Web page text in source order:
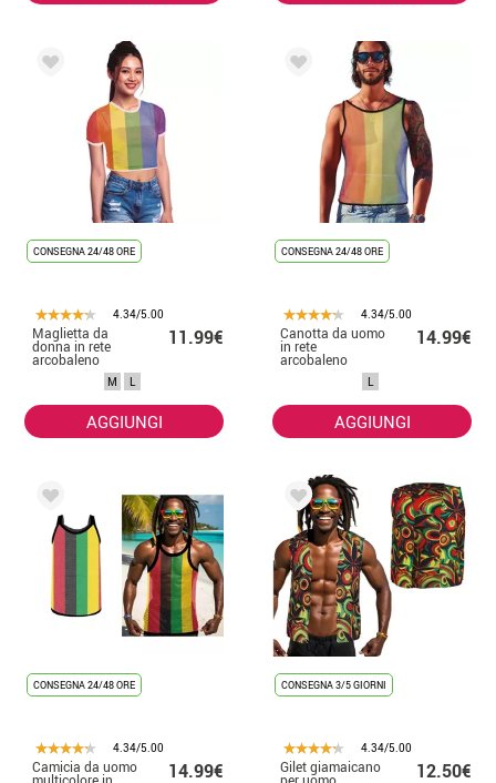
CONSEGNA 24/48 ORE
4.34/5.00
Maglietta da
donna in rete
arcobaleno
11.99€
M L
AGGIUNGI
CONSEGNA 24/48 ORE
4.34/5.00
Canotta da uomo
in rete
arcobaleno
14.99€
L
AGGIUNGI
CONSEGNA 24/48 ORE
4.34/5.00
Camicia da uomo
multicolore in 14.99€
CONSEGNA 3/5 GIORNI
4.34/5.00
Gilet giamaicano
per uomo 12.50€